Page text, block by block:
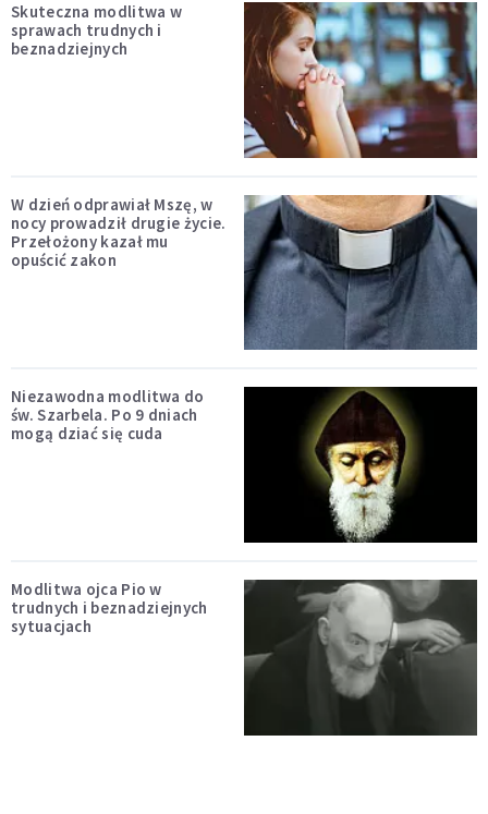
Skuteczna modlitwa w
sprawach trudnych i
beznadziejnych
W dzień odprawiał Mszę, w
nocy prowadził drugie życie.
Przełożony kazał mu
opuścić zakon
Niezawodna modlitwa do
św. Szarbela. Po 9 dniach
mogą dziać się cuda
Modlitwa ojca Pio w
trudnych i beznadziejnych
sytuacjach